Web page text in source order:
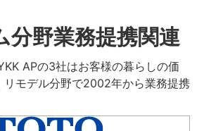
分野業務提携関連
APの3社はお客様の暮らしの価
リモデル分野で2002年から業務提携